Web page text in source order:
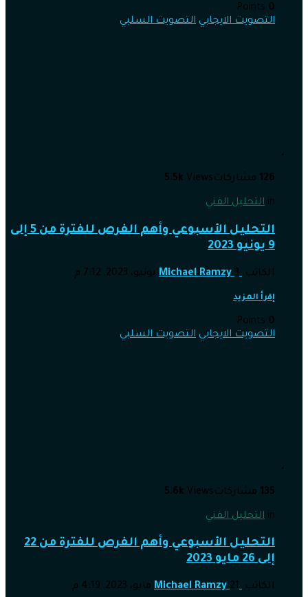
0
التصويت الايجابي التصويت السلبي
126 مشاركات 5.5k Views
in التحليل الفني
التحليل الأسبوعي وأهم الفرص للفترة من 5 إلى
9 يونيو 2023
الكاتب Michael Ramzy 3 يونيو، 2023, 7:12 م
إقرأ المزيد
0
التصويت الايجابي التصويت السلبي
135 مشاركات 5.6k Views
in التحليل الفني
التحليل الأسبوعي وأهم الفرص للفترة من 22
إلى 26 مايو 2023
الكاتب Michael Ramzy 21 مايو، 2023, 4:19 م